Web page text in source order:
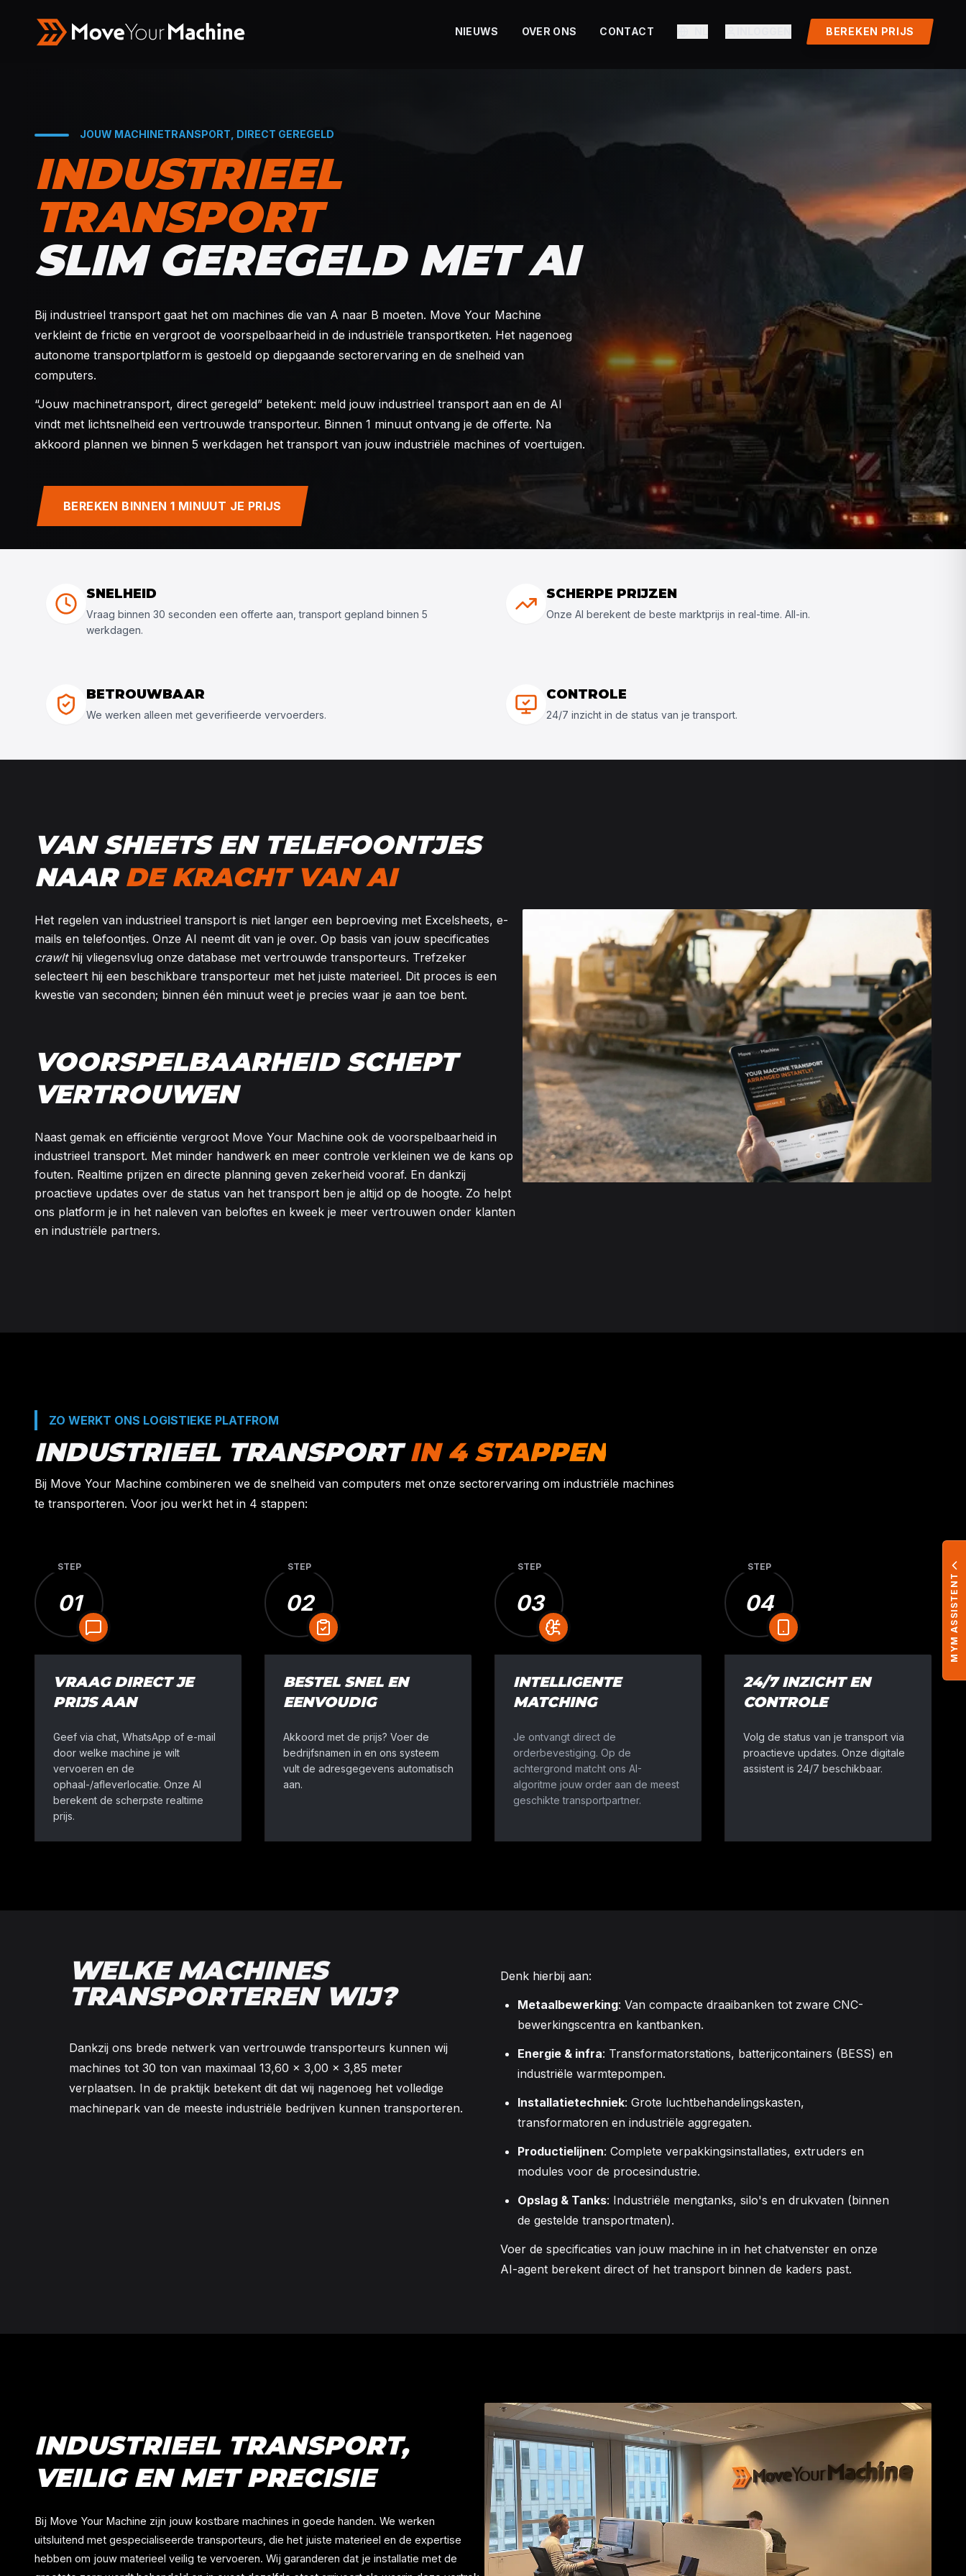
NIEUWS OVER ONS CONTACT BEREKEN PRIJS
JOUW MACHINETRANSPORT, DIRECT GEREGELD
INDUSTRIEEL
TRANSPORT
SLIM GEREGELD MET AI
Bij industrieel transport gaat het om machines die van A naar B moeten. Move Your Machine
verkleint de frictie en vergroot de voorspelbaarheid in de industriële transportketen. Het nagenoeg
autonome transportplatform is gestoeld op diepgaande sectorervaring en de snelheid van
computers.
“Jouw machinetransport, direct geregeld” betekent: meld jouw industrieel transport aan en de AI
vindt met lichtsnelheid een vertrouwde transporteur. Binnen 1 minuut ontvang je de offerte. Na
akkoord plannen we binnen 5 werkdagen het transport van jouw industriële machines of voertuigen.
BEREKEN BINNEN 1 MINUUT JE PRIJS
SNELHEID
Vraag binnen 30 seconden een offerte aan, transport gepland binnen 5
werkdagen.
SCHERPE PRIJZEN
Onze AI berekent de beste marktprijs in real-time. All-in.
BETROUWBAAR
We werken alleen met geverifieerde vervoerders.
CONTROLE
24/7 inzicht in de status van je transport.
VAN SHEETS EN TELEFOONTJES
NAAR DE KRACHT VAN AI
Het regelen van industrieel transport is niet langer een beproeving met Excelsheets, e-
mails en telefoontjes. Onze AI neemt dit van je over. Op basis van jouw specificaties
crawlthij vliegensvlug onze database met vertrouwde transporteurs. Trefzeker
selecteert hij een beschikbare transporteur met het juiste materieel. Dit proces is een
kwestie van seconden; binnen één minuut weet je precies waar je aan toe bent.
VOORSPELBAARHEID SCHEPT
VERTROUWEN
Naast gemak en efficiëntie vergroot Move Your Machine ook de voorspelbaarheid in
industrieel transport. Met minder handwerk en meer controle verkleinen we de kans op
fouten. Realtime prijzen en directe planning geven zekerheid vooraf. En dankzij
proactieve updates over de status van het transport ben je altijd op de hoogte. Zo helpt
ons platform je in het naleven van beloftes en kweek je meer vertrouwen onder klanten
en industriële partners.
ZO WERKT ONS LOGISTIEKE PLATFROM
INDUSTRIEEL TRANSPORTIN 4 STAPPEN
Bij Move Your Machine combineren we de snelheid van computers met onze sectorervaring om industriële machines
te transporteren. Voor jou werkt het in 4 stappen:
STEP
01
VRAAG DIRECT JE
PRIJS AAN
Geef via chat, WhatsApp of e-mail
door welke machine je wilt
vervoeren en de
ophaal-/afleverlocatie. Onze AI
berekent de scherpste realtime
prijs.
STEP
02
BESTEL SNEL EN
EENVOUDIG
Akkoord met de prijs? Voer de
bedrijfsnamen in en ons systeem
vult de adresgegevens automatisch
aan.
STEP
03
INTELLIGENTE
MATCHING
Je ontvangt direct de
orderbevestiging. Op de
achtergrond matcht ons AI-
algoritme jouw order aan de meest
geschikte transportpartner.
STEP
04
24/7 INZICHT EN
CONTROLE
Volg de status van je transport via
proactieve updates. Onze digitale
assistent is 24/7 beschikbaar.
WELKE MACHINES
TRANSPORTEREN WIJ?
Dankzij ons brede netwerk van vertrouwde transporteurs kunnen wij
machines tot 30 ton van maximaal 13,60 × 3,00 × 3,85 meter
verplaatsen. In de praktijk betekent dit dat wij nagenoeg het volledige
machinepark van de meeste industriële bedrijven kunnen transporteren.
Denk hierbij aan:
Metaalbewerking: Van compacte draaibanken tot zware CNC-
bewerkingscentra en kantbanken.
Energie & infra: Transformatorstations, batterijcontainers (BESS) en
industriële warmtepompen.
Installatietechniek: Grote luchtbehandelingskasten,
transformatoren en industriële aggregaten.
Productielijnen: Complete verpakkingsinstallaties, extruders en
modules voor de procesindustrie.
Opslag & Tanks: Industriële mengtanks, silo's en drukvaten (binnen
de gestelde transportmaten).
Voer de specificaties van jouw machine in in het chatvenster en onze
AI-agent berekent direct of het transport binnen de kaders past.
INDUSTRIEEL TRANSPORT,
VEILIG EN MET PRECISIE
Bij Move Your Machine zijn jouw kostbare machines in goede handen. We werken
uitsluitend met gespecialiseerde transporteurs, die het juiste materieel en de expertise
hebben om jouw materieel veilig te vervoeren. Wij garanderen dat je installatie met de
MYM ASSISTENT